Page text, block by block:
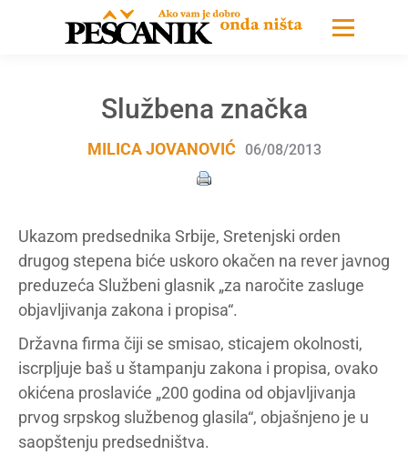
Službena značka
MILICA JOVANOVIĆ 06/08/2013
Ukazom predsednika Srbije, Sretenjski orden
drugog stepena biće uskoro okačen na rever javnog
preduzeća Službeni glasnik „za naročite zasluge
objavljivanja zakona i propisa“.
Državna firma čiji se smisao, sticajem okolnosti,
iscrpljuje baš u štampanju zakona i propisa, ovako
okićena proslaviće „200 godina od objavljivanja
prvog srpskog službenog glasila“, objašnjeno je u
saopštenju predsedništva.